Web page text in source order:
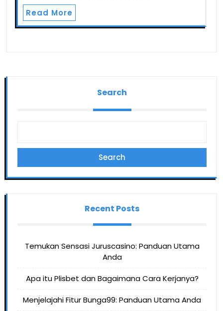
Read More
Search
Search
Recent Posts
Temukan Sensasi Juruscasino: Panduan Utama
Anda
Apa itu Plisbet dan Bagaimana Cara Kerjanya?
Menjelajahi Fitur Bunga99: Panduan Utama Anda